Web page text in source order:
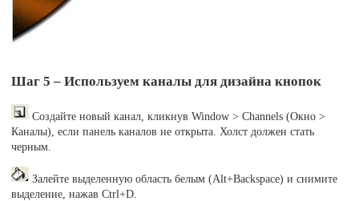
Шаг 5 – Используем каналы для дизайна кнопок
Создайте новый канал, кликнув Window > Channels (Окно >
Каналы), если панель каналов не открыта. Холст должен стать
черным.
Залейте выделенную область белым (Alt+Backspace) и снимите
выделение, нажав Ctrl+D.